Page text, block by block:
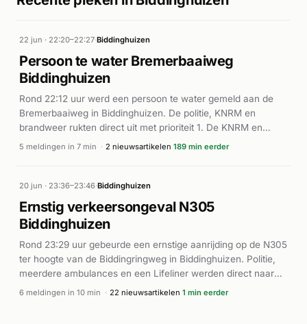
22 jun · 22:20–22:27·Biddinghuizen
Persoon te water Bremerbaaiweg
Biddinghuizen
Rond 22:12 uur werd een persoon te water gemeld aan de
Bremerbaaiweg in Biddinghuizen. De politie, KNRM en
brandweer rukten direct uit met prioriteit 1. De KNRM en
brandweer waren binnen enkele minuten ter plaatse voor de
5 meldingen in 7 min · 2 nieuwsartikelen 189 min eerder
20 jun · 23:36–23:46·Biddinghuizen
Ernstig verkeersongeval N305
Biddinghuizen
Rond 23:29 uur gebeurde een ernstige aanrijding op de N305
ter hoogte van de Biddingringweg in Biddinghuizen. Politie,
meerdere ambulances en een Lifeliner werden direct naar
het ongeval gestuurd. Volgens 112 in Beeld is een fietser
6 meldingen in 10 min · 22 nieuwsartikelen 1 min eerder